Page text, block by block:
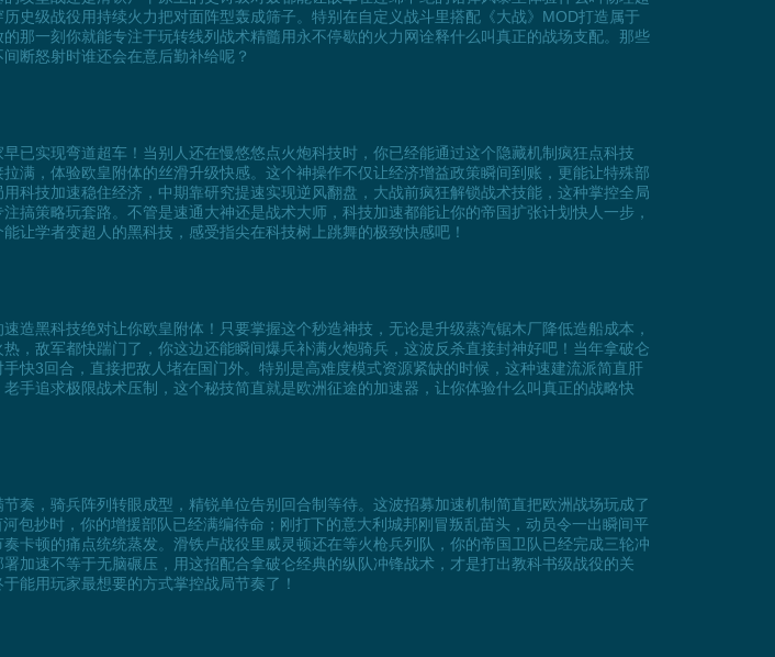
史级战役用持续火力把对面阵型轰成筛子。特别在自定义战斗里搭配《大战》MOD打造属于
那一刻你就能专注于玩转线列战术精髓用永不停歇的火力网诠释什么叫真正的战场支配。那些
断怒射时谁还会在意后勤补给呢？
已实现弯道超车！当别人还在慢悠悠点火炮科技时，你已经能通过这个隐藏机制疯狂点科技
满，体验欧皇附体的丝滑升级快感。这个神操作不仅让经济增益政策瞬间到账，更能让特殊部
科技加速稳住经济，中期靠研究提速实现逆风翻盘，大战前疯狂解锁战术技能，这种掌控全局
搞策略玩套路。不管是速通大神还是战术大师，科技加速都能让你的帝国扩张计划快人一步，
让学者变超人的黑科技，感受指尖在科技树上跳舞的极致快感吧！
黑科技绝对让你欧皇附体！只要掌握这个秒造神技，无论是升级蒸汽锯木厂降低造船成本，
，敌军都快踹门了，你这边还能瞬间爆兵补满火炮骑兵，这波反杀直接封神好吧！当年拿破仑
快3回合，直接把敌人堵在国门外。特别是高难度模式资源紧缺的时候，这种速建流派简直肝
手追求极限战术压制，这个秘技简直就是欧洲征途的加速器，让你体验什么叫真正的战略快
奏，骑兵阵列转眼成型，精锐单位告别回合制等待。这波招募加速机制简直把欧洲战场玩成了
包抄时，你的增援部队已经满编待命；刚打下的意大利城邦刚冒叛乱苗头，动员令一出瞬间平
卡顿的痛点统统蒸发。滑铁卢战役里威灵顿还在等火枪兵列队，你的帝国卫队已经完成三轮冲
加速不等于无脑碾压，用这招配合拿破仑经典的纵队冲锋战术，才是打出教科书级战役的关
能用玩家最想要的方式掌控战局节奏了！